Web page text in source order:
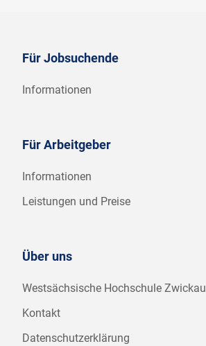
Für Jobsuchende
Informationen
Für Arbeitgeber
Informationen
Leistungen und Preise
Über uns
Westsächsische Hochschule Zwickau
Kontakt
Datenschutzerklärung